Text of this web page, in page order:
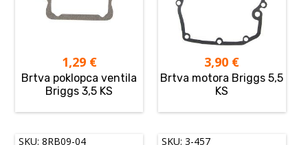
1,29 €
Brtva poklopca ventila
Briggs 3,5 KS
3,90 €
Brtva motora Briggs 5,5
KS
SKU: 8RB09-04 SKU: 3-457